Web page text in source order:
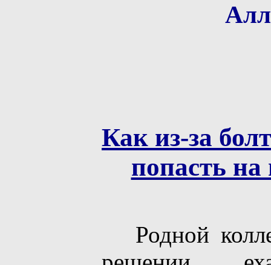
Как из-за
попасть на
Родной